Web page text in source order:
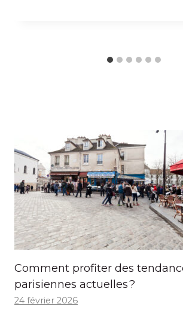
Comment profiter des
parisiennes actuelles ?
24 février 2026